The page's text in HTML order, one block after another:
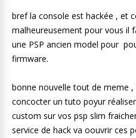
bref la console est hackée , et
malheureusement pour vous il
une PSP ancien model pour
firmware.
bonne nouvelle tout de meme ,
concocter un tuto poyur
custom sur vos psp slim
service de hack va oouvrir ces